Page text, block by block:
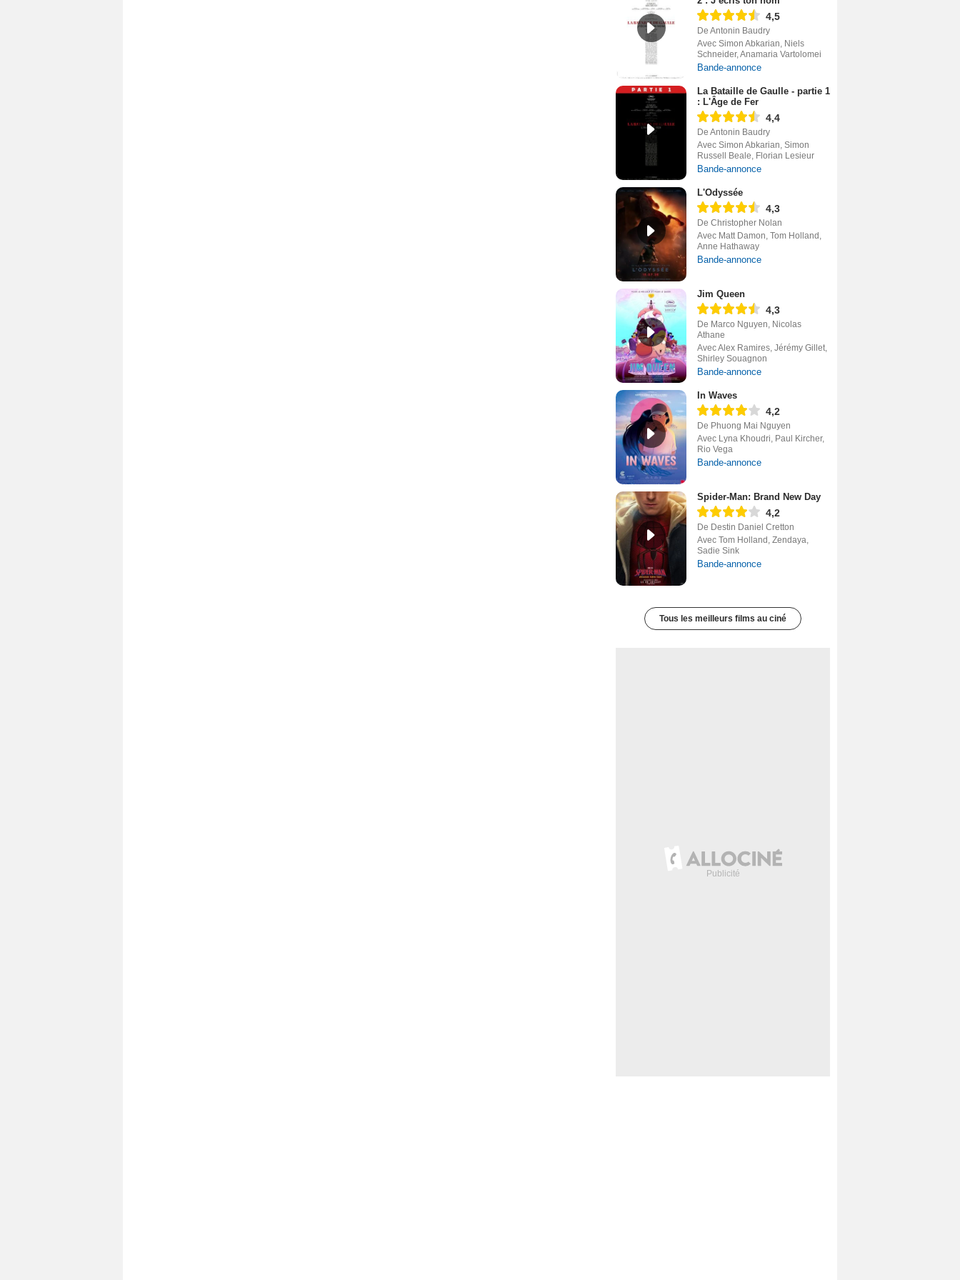
4,5
De Antonin Baudry
Avec Simon Abkarian, Niels
Schneider, Anamaria Vartolomei
Bande-annonce
La Bataille de Gaulle - partie 1
: L'Âge de Fer
4,4
De Antonin Baudry
Avec Simon Abkarian, Simon
Russell Beale, Florian Lesieur
Bande-annonce
L'Odyssée
4,3
De Christopher Nolan
Avec Matt Damon, Tom Holland,
Anne Hathaway
Bande-annonce
Jim Queen
4,3
De Marco Nguyen, Nicolas
Athane
Avec Alex Ramires, Jérémy Gillet,
Shirley Souagnon
Bande-annonce
In Waves
4,2
De Phuong Mai Nguyen
Avec Lyna Khoudri, Paul Kircher,
Rio Vega
Bande-annonce
Spider-Man: Brand New Day
4,2
De Destin Daniel Cretton
Avec Tom Holland, Zendaya,
Sadie Sink
Bande-annonce
Tous les meilleurs films au ciné